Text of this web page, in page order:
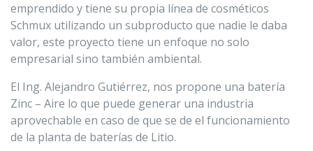
emprendido y tiene su propia línea de cosméticos
Schmux utilizando un subproducto que nadie le daba
valor, este proyecto tiene un enfoque no solo
empresarial sino también ambiental.
El Ing. Alejandro Gutiérrez, nos propone una batería
Zinc – Aire lo que puede generar una industria
aprovechable en caso de que se de el funcionamiento
de la planta de baterías de Litio.